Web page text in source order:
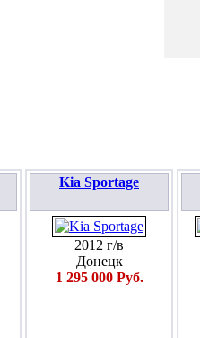
Kia Sportage
2012 г/в
Донецк
1 295 000 Руб.